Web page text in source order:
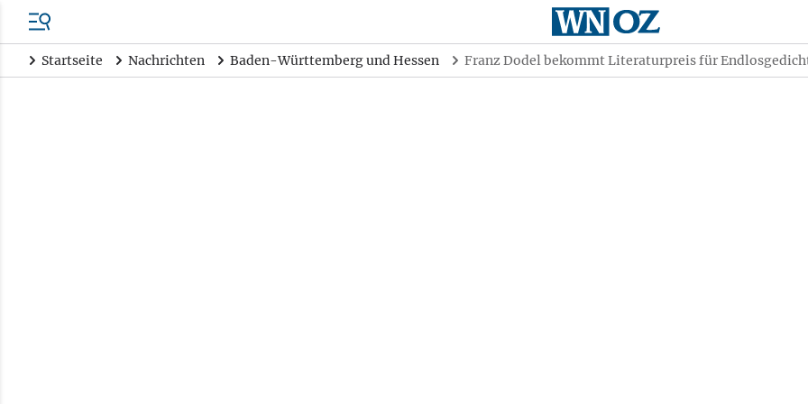
Startseite Nachrichten Baden-Württemberg und Hessen Franz Dodel bekommt Literaturpreis für